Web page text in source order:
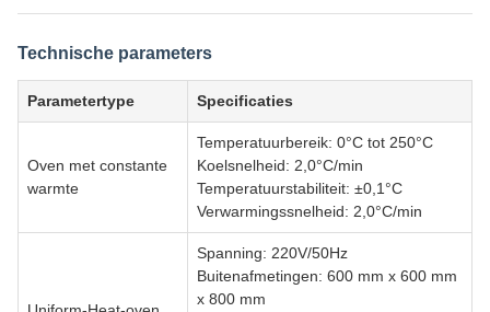
Technische parameters
Parametertype Specificaties
Oven met constante
warmte
Temperatuurbereik: 0°C tot 250°C
Koelsnelheid: 2,0°C/min
Temperatuurstabiliteit: ±0,1°C
Verwarmingssnelheid: 2,0°C/min
Spanning: 220V/50Hz
Buitenafmetingen: 600 mm x 600 mm
x 800 mm